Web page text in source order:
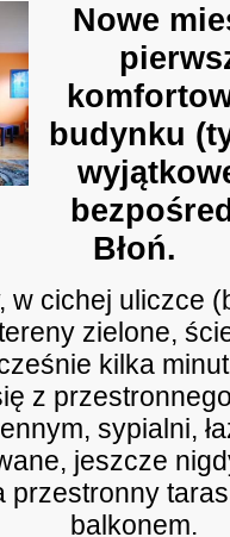
Nowe
budynku
Błoń.
w cichej uliczce
zielone,
kilka
z
sypialni,
jeszcze
przestronny
balkonem.